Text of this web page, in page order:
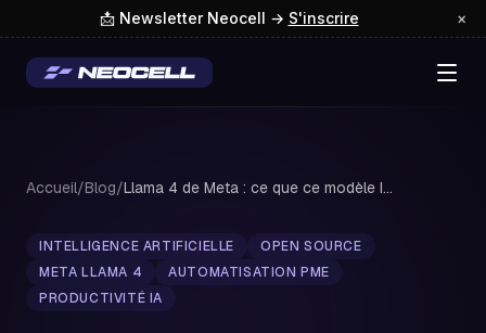
📩 Newsletter Neocell → S'inscrire ×
Accueil/Blog/ Llama 4 de Meta : ce que ce modèle IA open so...
INTELLIGENCE ARTIFICIELLE
OPEN SOURCE
META LLAMA 4
AUTOMATISATION PME
PRODUCTIVITÉ IA